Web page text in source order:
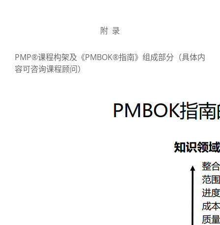
附 录
PMP®课程构架及《PMBOK®指南》组成部分（具体内
容可咨询课程顾问）